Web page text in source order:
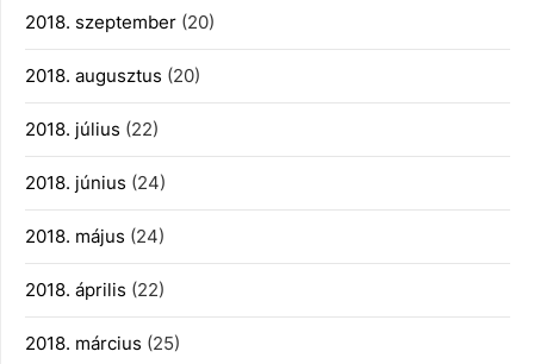
2018. szeptember (20)
2018. augusztus (20)
2018. július (22)
2018. június (24)
2018. május (24)
2018. április (22)
2018. március (25)